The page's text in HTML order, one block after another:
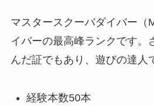
マスタースクーバダイバー（
イバーの最高峰ランクです。
んだ証でもあり、遊びの達人
経験本数50本